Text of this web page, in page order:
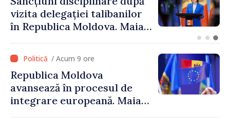
talibanilor
Maia
înalte nu
statului”
Găgăuziei
mandat
Maia Sandu:
libere și
/ Acum 9 ore
Republica Moldova
avansează în procesul de
integrare europeană. Maia